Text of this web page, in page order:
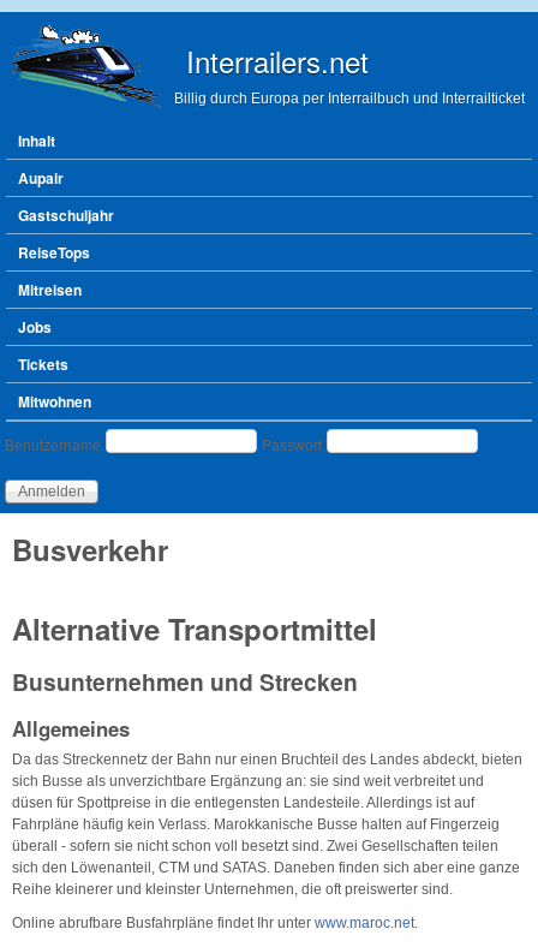
Interrailers.net
Billig durch Europa per Interrailbuch und Interrailticket
Hauptmenü
Inhalt
Aupair
Gastschuljahr
ReiseTops
Mitreisen
Jobs
Tickets
Mitwohnen
Benutzeranmeldung
Benutzername Passwort
Busverkehr
Alternative Transportmittel
Busunternehmen und Strecken
Allgemeines
Da das Streckennetz der Bahn nur einen Bruchteil des Landes abdeckt, bieten
sich Busse als unverzichtbare Ergänzung an: sie sind weit verbreitet und
düsen für Spottpreise in die entlegensten Landesteile. Allerdings ist auf
Fahrpläne häufig kein Verlass. Marokkanische Busse halten auf Fingerzeig
überall - sofern sie nicht schon voll besetzt sind. Zwei Gesellschaften teilen
sich den Löwenanteil, CTM und SATAS. Daneben finden sich aber eine ganze
Reihe kleinerer und kleinster Unternehmen, die oft preiswerter sind.
Online abrufbare Busfahrpläne findet Ihr unter www.maroc.net.